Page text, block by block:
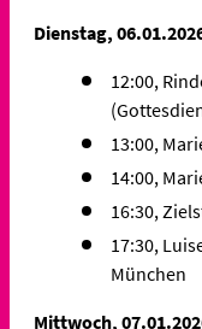
Dienstag,
12:00,
13:00,
14:00,
16:30,
17:30,
München
Mittwoch,